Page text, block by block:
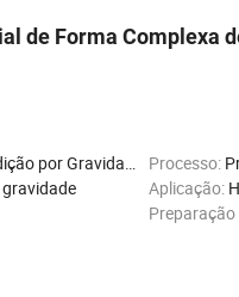
de Forma Complexa
por Gravidade Térmica Processo:
Aplicação: